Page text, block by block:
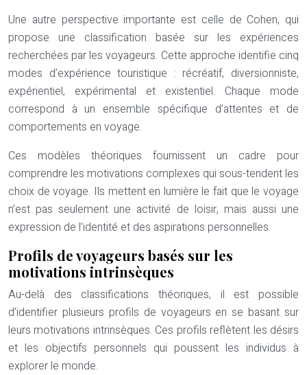
Une autre perspective importante est celle de Cohen, qui
propose une classification basée sur les expériences
recherchées par les voyageurs. Cette approche identifie cinq
modes d’expérience touristique : récréatif, diversionniste,
expérientiel, expérimental et existentiel. Chaque mode
correspond à un ensemble spécifique d’attentes et de
comportements en voyage.
Ces modèles théoriques fournissent un cadre pour
comprendre les motivations complexes qui sous-tendent les
choix de voyage. Ils mettent en lumière le fait que le voyage
n’est pas seulement une activité de loisir, mais aussi une
expression de l’identité et des aspirations personnelles.
Profils de voyageurs basés sur les
motivations intrinsèques
Au-delà des classifications théoriques, il est possible
d’identifier plusieurs profils de voyageurs en se basant sur
leurs motivations intrinsèques. Ces profils reflètent les désirs
et les objectifs personnels qui poussent les individus à
explorer le monde.